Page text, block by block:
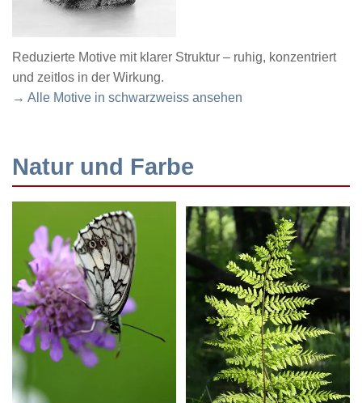
Reduzierte Motive mit klarer Struktur – ruhig, konzentriert
und zeitlos in der Wirkung.
→ Alle Motive in schwarzweiss ansehen
Natur und Farbe